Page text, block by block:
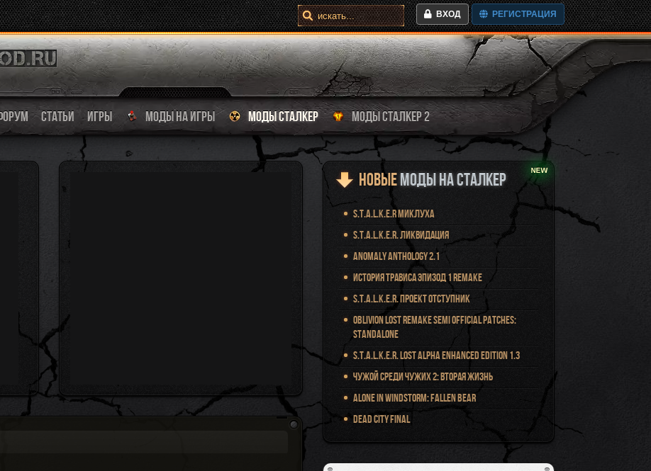
ВХОД РЕГИСТРАЦИЯ
СТАТЬИ ИГРЫ МОДЫ НА ИГРЫ МОДЫ СТАЛКЕР МОДЫ СТАЛКЕР 2
Новые Моды на Сталкер
S.T.A.L.K.E.R Миклуха
S.T.A.L.K.E.R. Ликвидация
Anomaly Anthology 2.1
История Трависа Эпизод 1 Remake
S.T.A.L.K.E.R. Проект Отступник
Oblivion Lost Remake Semi Official Patches:
Standalone
S.T.A.L.K.E.R. Lost Alpha Enhanced Edition 1.3
Чужой среди чужих 2: Вторая жизнь
Alone in Windstorm: Fallen Bear
Dead City Final